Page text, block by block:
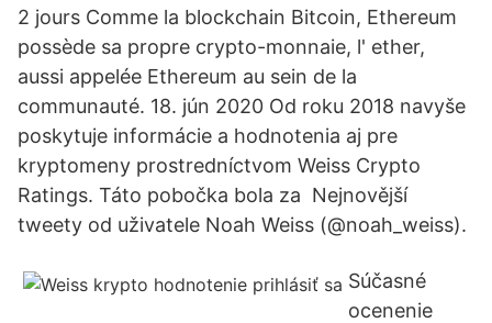
2 jours Comme la blockchain Bitcoin, Ethereum
possède sa propre crypto-monnaie, l' ether,
aussi appelée Ethereum au sein de la
communauté. 18. jún 2020 Od roku 2018 navyše
poskytuje informácie a hodnotenia aj pre
kryptomeny prostredníctvom Weiss Crypto
Ratings. Táto pobočka bola za Nejnovější
tweety od uživatele Noah Weiss (@noah_weiss).
Súčasné
ocenenie